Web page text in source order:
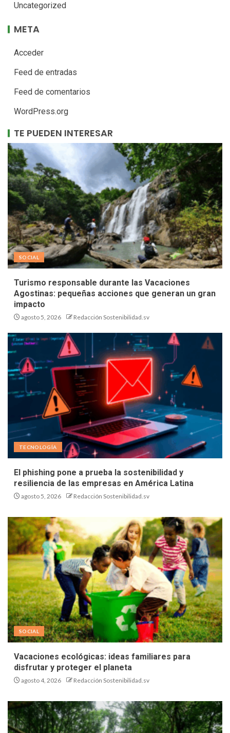
Uncategorized
META
Acceder
Feed de entradas
Feed de comentarios
WordPress.org
TE PUEDEN INTERESAR
SOCIAL
Turismo responsable durante las Vacaciones
Agostinas: pequeñas acciones que generan un gran
impacto
agosto 5, 2026 Redacción Sostenibilidad.sv
TECNOLOGÍA
El phishing pone a prueba la sostenibilidad y
resiliencia de las empresas en América Latina
agosto 5, 2026 Redacción Sostenibilidad.sv
SOCIAL
Vacaciones ecológicas: ideas familiares para
disfrutar y proteger el planeta
agosto 4, 2026 Redacción Sostenibilidad.sv